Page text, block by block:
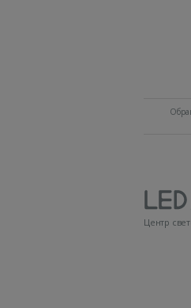
Центр